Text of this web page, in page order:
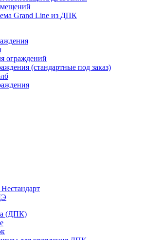
Grand Line из ДПК
ограждений
(стандартные под заказ)
(ДПК)